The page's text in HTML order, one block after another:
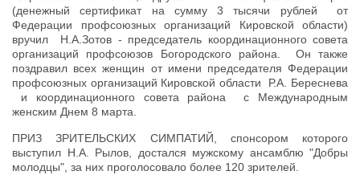
(денежный сертификат на сумму 3 тысячи рублей от
Федерации профсоюзных организаций Кировской области)
вручил Н.А.Зотов - председатель координационного совета
организаций профсоюзов Богородского района. Он также
поздравил всех женщин от имени председателя Федерации
профсоюзных организаций Кировской области Р.А. Береснева
и координационного совета района с Международным
женским Днем 8 марта.
ПРИЗ ЗРИТЕЛЬСКИХ СИМПАТИЙ, спонсором которого
выступил Н.А. Рылов, достался мужскому ансамблю "Добры
молодцы", за них проголосовало более 120 зрителей.